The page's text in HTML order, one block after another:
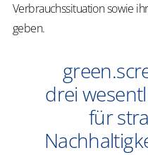
Verbrauchssituation sowie
geben.
drei
für